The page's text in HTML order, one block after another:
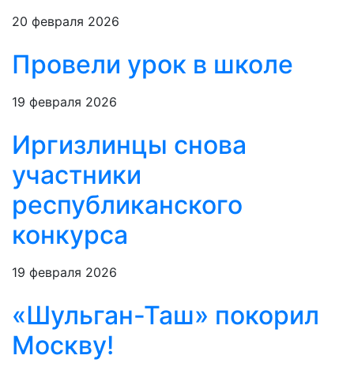
20 февраля 2026
Провели урок в школе
19 февраля 2026
Иргизлинцы снова
участники
республиканского
конкурса
19 февраля 2026
«Шульган-Таш» покорил
Москву!